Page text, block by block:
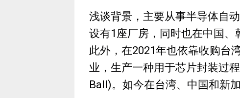
浅谈背景，主要从事半导体自
设有1座厂房，同时也在中国、
此外，在2021年也依靠收购台
业，生产一种用于芯片封装过
Ball)。如今在台湾、中国和新